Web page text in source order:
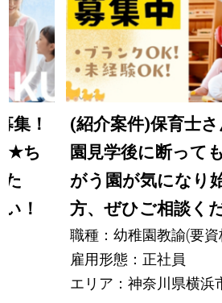
集！
★ち
！
(紹介案件)保育士さ
園見学後に断って
がう園が気になり
方、ぜひご相談く
職種：幼稚園教諭(要資
雇用形態：正社員
エリア：神奈川県横浜